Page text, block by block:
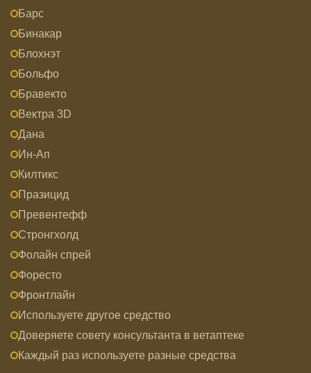
Барс
Бинакар
Блохнэт
Больфо
Бравекто
Вектра 3D
Дана
Ин-Ап
Килтикс
Празицид
Превентефф
Стронгхолд
Фолайн спрей
Форесто
Фронтлайн
Используете другое средство
Доверяете совету консультанта в ветаптеке
Каждый раз используете разные средства